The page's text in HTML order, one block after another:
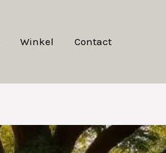
Winkel Contact